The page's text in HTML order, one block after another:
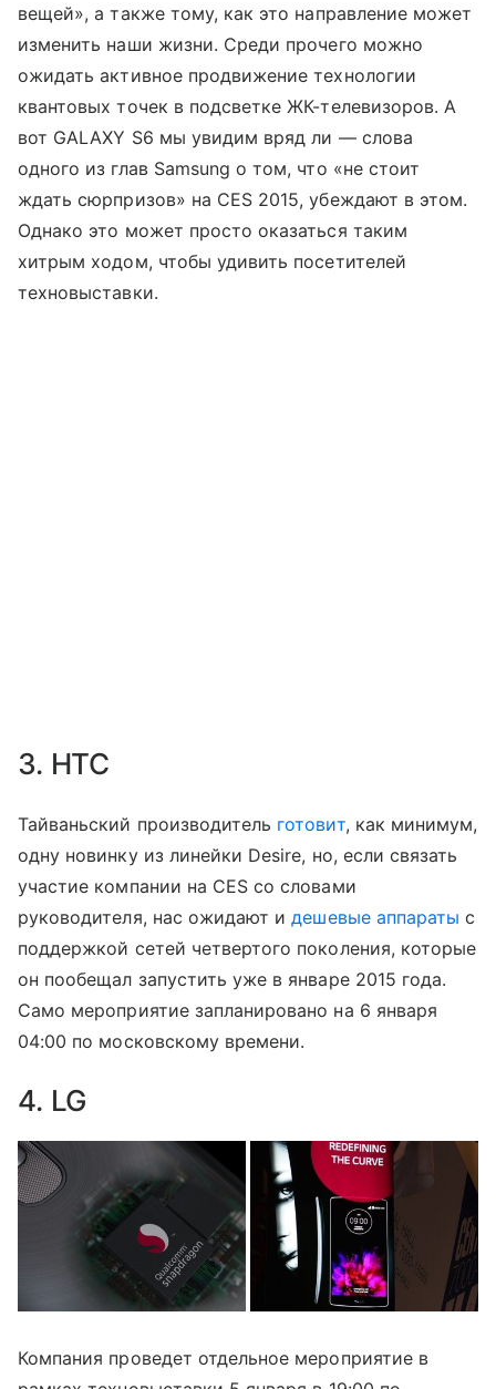
вещей», а также тому, как это направление может
изменить наши жизни. Среди прочего можно
ожидать активное продвижение технологии
квантовых точек в подсветке ЖК-телевизоров. А
вот GALAXY S6 мы увидим вряд ли — слова
одного из глав Samsung о том, что «не стоит
ждать сюрпризов» на CES 2015, убеждают в этом.
Однако это может просто оказаться таким
хитрым ходом, чтобы удивить посетителей
техновыставки.
3. HTC
Тайваньский производитель готовит, как минимум,
одну новинку из линейки Desire, но, если связать
участие компании на CES со словами
руководителя, нас ожидают идешевые аппараты с
поддержкой сетей четвертого поколения, которые
он пообещал запустить уже в январе 2015 года.
Само мероприятие запланировано на 6 января
04:00 по московскому времени.
4. LG
Компания проведет отдельное мероприятие в